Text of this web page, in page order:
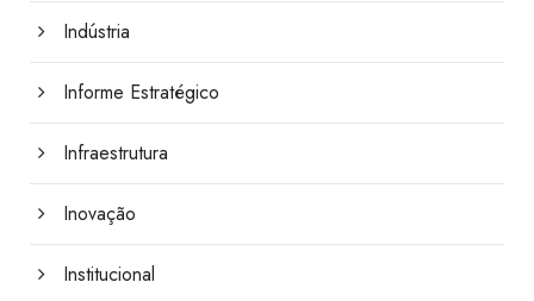
Indústria
Informe Estratégico
Infraestrutura
Inovação
Institucional